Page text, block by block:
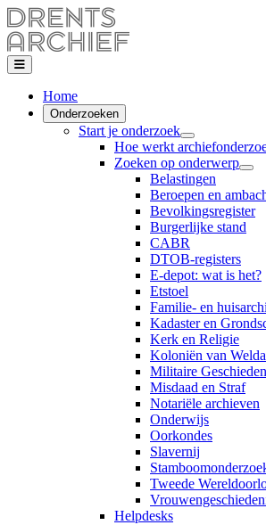
Home
Onderzoeken
Start je onderzoek
Hoe werkt
Zoeken op onderwerp
Belastingen
Beroepen en
Bevolkingsregister
Burgerlijke stand
CABR
DTOB-registers
E-depot: wat is het?
Etstoel
Familie- en
Kadaster en
Kerk en Religie
Koloniën van
Militaire
Misdaad en Straf
Notariële archieven
Onderwijs
Oorkondes
Slavernij
Tweede
Helpdesks